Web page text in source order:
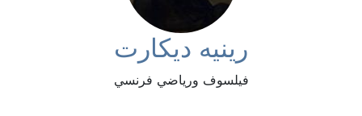
رينيه ديكارت
فيلسوف ورياضي فرنسي